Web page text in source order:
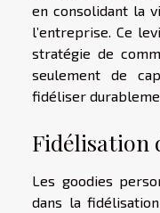
en consolidant la
l’entreprise. Ce
stratégie de
seulement de
fidéliser
Fidélisation
Les goodies
dans la